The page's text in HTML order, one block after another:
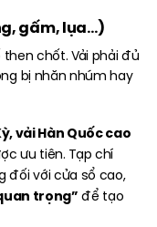
gấm, lụa…)
chốt. Vải phải đủ
bị nhăn nhúm hay
vải Hàn Quốc cao
ưu tiên. Tạp chí
đối với cửa sổ cao,
trọng”để tạo